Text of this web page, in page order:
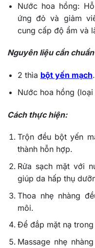
Nước hoa hồng:
ứng đỏ và giảm
cung cấp độ ẩm và
Nguyên liệu cần
2 thìa bột yến mạch.
Nước hoa hồng
Cách thực hiện:
Trộn đều bột yến
thành hỗn hợp.
Rửa sạch mặt với
giúp da hấp thụ
Thoa nhẹ nhàng
môi.
Để đắp mặt nạ trong
Massage nhẹ